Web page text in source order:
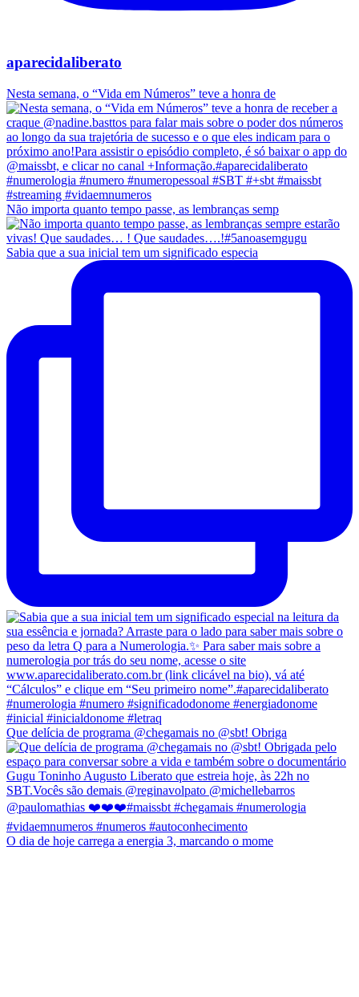
aparecidaliberato
Nesta semana, o “Vida em Números” teve a honra de
Não importa quanto tempo passe, as lembranças semp
Sabia que a sua inicial tem um significado especia
Que delícia de programa @chegamais no @sbt! Obriga
O dia de hoje carrega a energia 3, marcando o mome